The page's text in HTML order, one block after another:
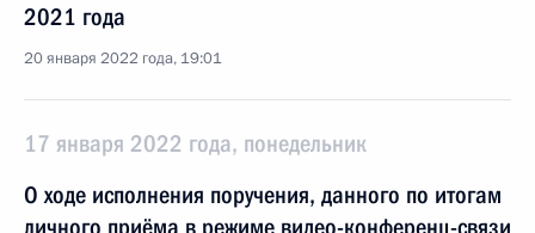
2021 года
20 января 2022 года, 19:01
17 января 2022 года, понедельник
О ходе исполнения поручения, данного по итогам
личного приёма в режиме видео-конференц-связи